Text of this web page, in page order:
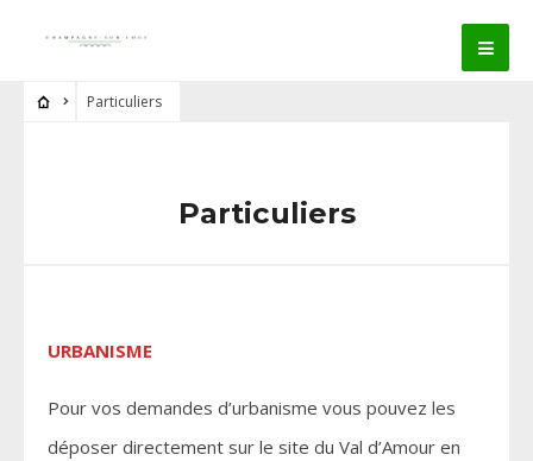
Particuliers
Particuliers
URBANISME
Pour vos demandes d’urbanisme vous pouvez les
déposer directement sur le site du Val d’Amour en